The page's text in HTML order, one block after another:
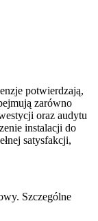
potwierdzają,
zarówno
oraz audytu
instalacji do
satysfakcji,
Szczególne